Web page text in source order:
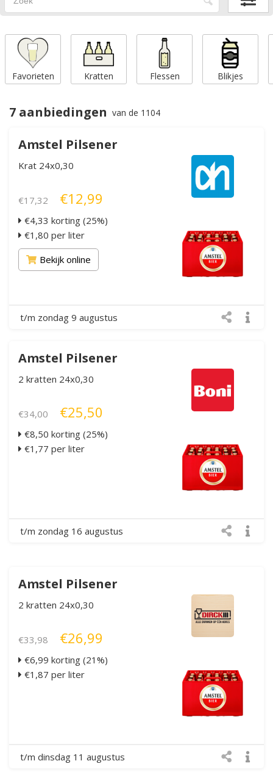
Favorieten Kratten Flessen Blikjes
7 aanbiedingen van de 1104
Amstel Pilsener
Krat 24x0,30
€17,32 €12,99
€4,33 korting (25%)
€1,80 per liter
Bekijk online
t/m zondag 9 augustus
Amstel Pilsener
2 kratten 24x0,30
€34,00 €25,50
€8,50 korting (25%)
€1,77 per liter
t/m zondag 16 augustus
Amstel Pilsener
2 kratten 24x0,30
€33,98 €26,99
€6,99 korting (21%)
€1,87 per liter
t/m dinsdag 11 augustus